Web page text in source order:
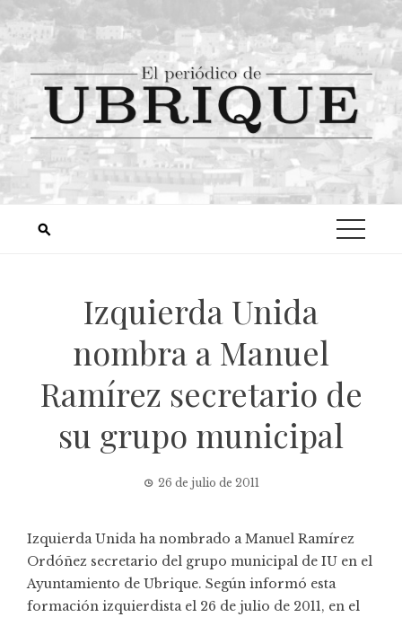
Izquierda Unida
nombra a Manuel
Ramírez secretario de
su grupo municipal
26 de julio de 2011
Izquierda Unida ha nombrado a Manuel Ramírez
Ordóñez secretario del grupo municipal de IU en el
Ayuntamiento de Ubrique. Según informó esta
formación izquierdista el 26 de julio de 2011, en el